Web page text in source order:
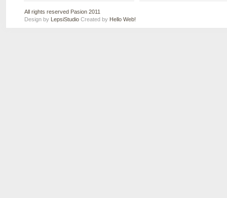
All rights reserved Pasion 2011
Design by LepsiStudio Created by Hello Web!